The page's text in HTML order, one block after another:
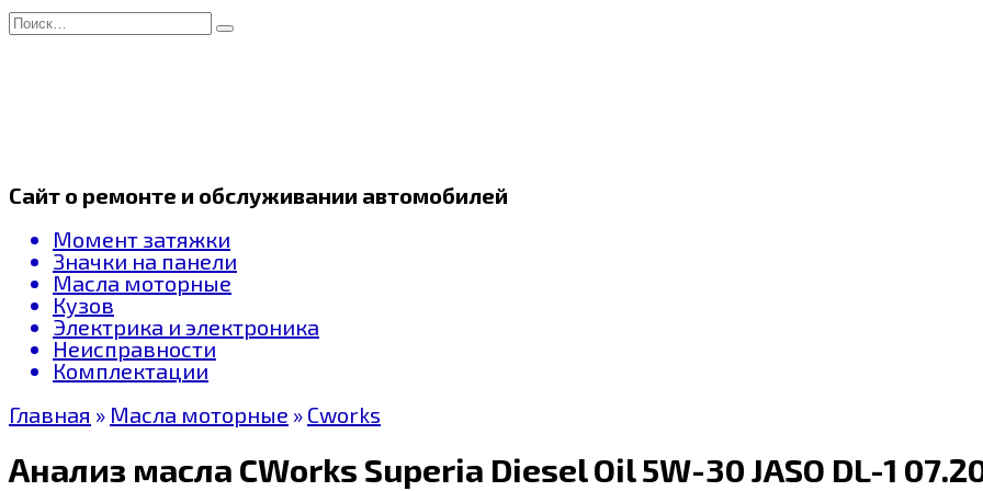
Перейти
к
Search
for:
Сайт о ремонте и обслуживании автомобилей
Момент затяжки
Значки на панели
Масла моторные
Кузов
Электрика и электроника
Неисправности
Комплектации
Главная » Масла моторные » Cworks
Анализ масла CWorks Superia Diesel Oil 5W-30 JASO DL-1